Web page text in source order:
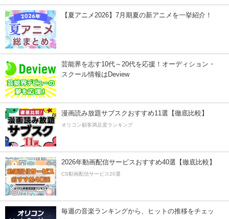
【夏アニメ2026】7月期夏の新アニメを一挙紹介！
芸能界を志す10代～20代を応援！オーディション・
スクール情報はDeview
漫画読み放題サブスクおすすめ11選【徹底比較】
オリコン顧客満足度ランキング
2026年動画配信サービスおすすめ40選【徹底比較】
CS動画配信サービス20選
毎週の音楽ランキングから、ヒットの推移をチェッ